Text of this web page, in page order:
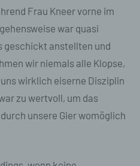
Frau Kneer vorne im
war quasi
geschickt anstellten und
wir niemals alle Klopse,
wirklich eiserne Disziplin
zu wertvoll, um das
unsere Gier womöglich